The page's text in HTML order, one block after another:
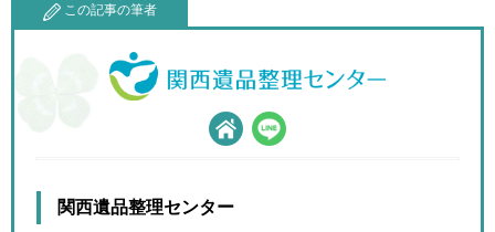
この記事の筆者
関西遺品整理センター